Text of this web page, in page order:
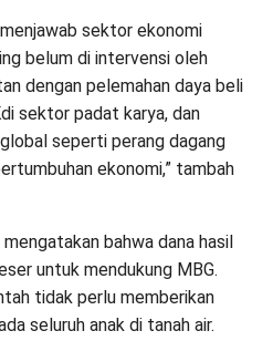
sektor ekonomi
belum di intervensi oleh
dengan pelemahan daya beli
sektor padat karya, dan
seperti perang dagang
ekonomi,” tambah
bahwa dana hasil
untuk mendukung MBG.
tidak perlu memberikan
seluruh anak di tanah air.